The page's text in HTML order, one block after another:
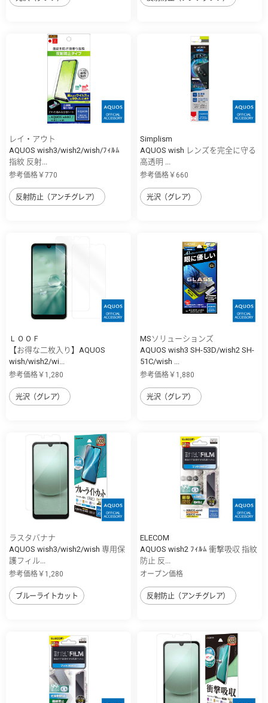
レイ・アウト
AQUOS wish3/wish2/wish/ﾌｨﾙﾑ
指紋 反射...
参考価格￥770
反射防止（アンチグレア）
Simplism
AQUOS wish レンズを完全に守る
高透明 ...
参考価格￥660
光沢（グレア）
ＬＯＯＦ
【お得な二枚入り】AQUOS
wish/wish2/wi...
参考価格￥1,280
光沢（グレア）
MSソリューションズ
AQUOS wish3 SH-53D/wish2 SH-
51C/wish ...
参考価格￥1,880
光沢（グレア）
ラスタバナナ
AQUOS wish3/wish2/wish 専用保
護フィル...
参考価格￥1,280
ブルーライトカット
ELECOM
AQUOS wish2 ﾌｨﾙﾑ 衝撃吸収 指紋
防止 反...
オープン価格
反射防止（アンチグレア）